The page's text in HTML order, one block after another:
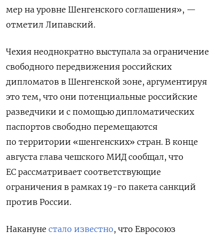
мер на уровне Шенгенского соглашения», —
отметил Липавский.
Чехия неоднократно выступала за ограничение
свободного передвижения российских
дипломатов в Шенгенской зоне, аргументируя
это тем, что они потенциальные российские
разведчики и с помощью дипломатических
паспортов свободно перемещаются
по территории «шенгенских» стран. В конце
августа глава чешского МИД сообщал, что
ЕС рассматривает соответствующие
ограничения в рамках 19-го пакета санкций
против России.
Накануне стало известно, что Евросоюз